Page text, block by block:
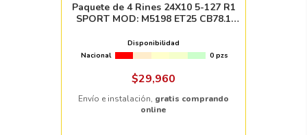
Paquete de 4 Rines 24X10 5-127 R1
SPORT MOD: M5198 ET25 CB78.1
Disponibilidad
Nacional
0 pzs
$29,960
Envío e instalación, gratis comprando
online